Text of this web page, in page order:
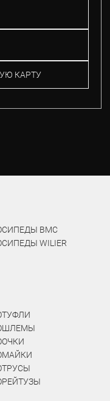
КАРТУ
BMC
WILIER